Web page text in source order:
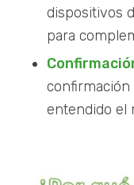
dispositivos
para
confirmación
entendido el